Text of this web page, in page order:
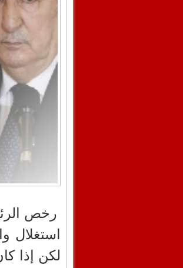
رخص
استغلال
لكن إذا